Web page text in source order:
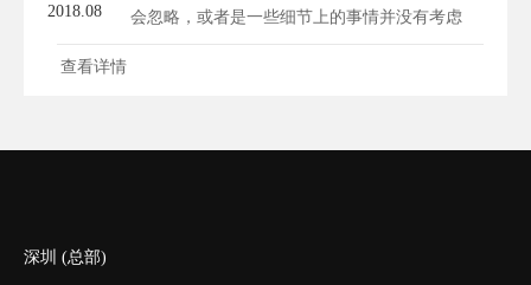
2018.08
会忽略，或者是一些细节上的事情并没有考虑
好...
查看详情
深圳 (总部)